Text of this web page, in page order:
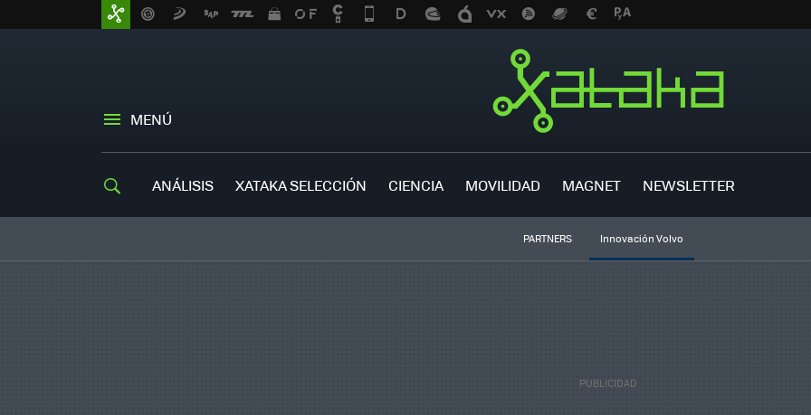
MENÚ
ANÁLISIS XATAKA SELECCIÓN CIENCIA MOVILIDAD MAGNET NEWSLETTER
PARTNERS Innovación Volvo